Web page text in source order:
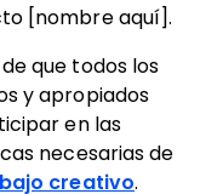
[nombre aquí].
que todos los
y apropiados
en las
necesarias de
creativo.